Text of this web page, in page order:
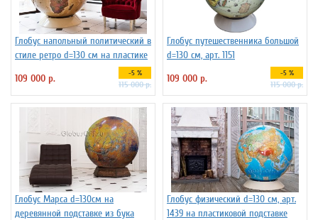
Глобус напольный политический в
стиле ретро d=130 см на пластике
109 000 р.
-5 %
115 000 р.
Глобус путешественника большой
d=130 см, арт. 1151
109 000 р.
-5 %
115 000 р.
Глобус Марса d=130см на
деревянной подставке из бука
Глобус физический d=130 см, арт.
1439 на пластиковой подставке